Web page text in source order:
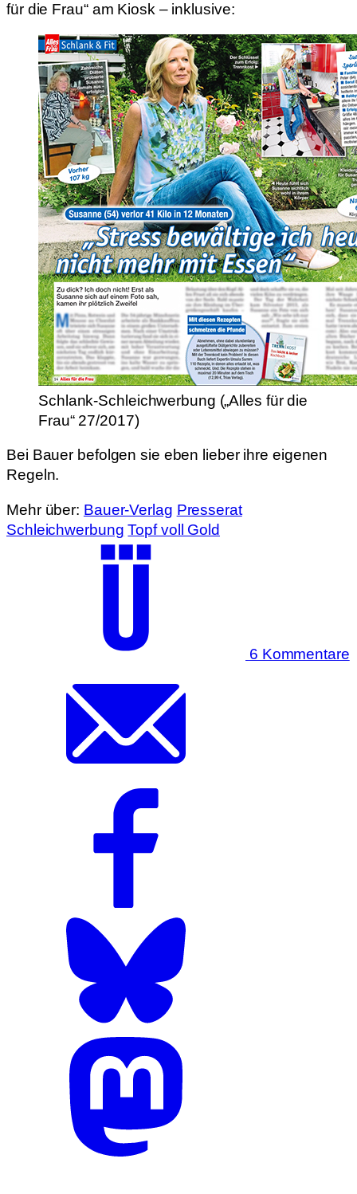
für die Frau“ am Kiosk – inklusive:
Schlank-Schleichwerbung („Alles für die
Frau“ 27/2017)
Bei Bauer befolgen sie eben lieber ihre eigenen
Regeln.
Mehr über: Bauer-Verlag Presserat
Schleichwerbung Topf voll Gold
6 Kommentare